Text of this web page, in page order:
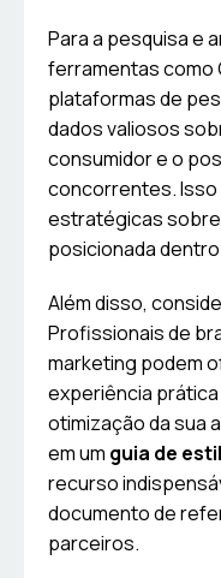
Para a pesquisa e
ferramentas como
plataformas de
dados valiosos
consumidor e o
concorrentes. Isso
estratégicas
posicionada
Além disso,
Profissionais de
marketing podem
experiência
otimização da sua
em um guia de
recurso
documento de
parceiros.